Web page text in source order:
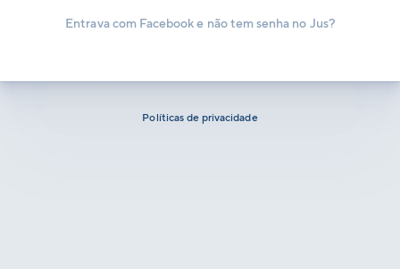
Entrava com Facebook e não tem senha no Jus?
Políticas de privacidade